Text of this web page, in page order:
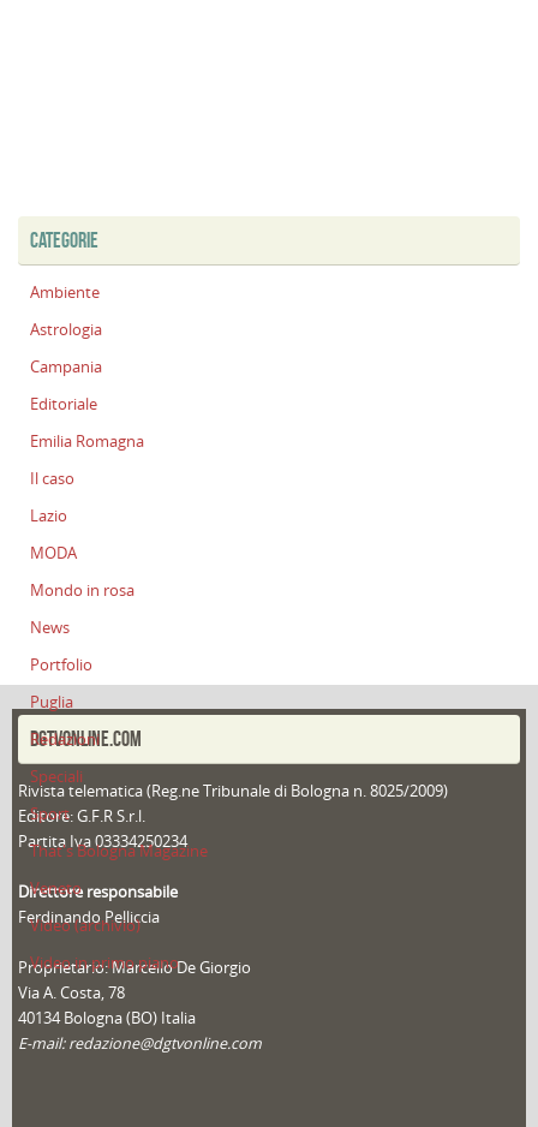
CATEGORIE
Ambiente
Astrologia
Campania
Editoriale
Emilia Romagna
Il caso
Lazio
MODA
Mondo in rosa
News
Portfolio
Puglia
Redazioni
Speciali
Sport
That's Bologna Magazine
Veneto
Video (archivio)
Video in primo piano
DGTVONLINE.COM
Rivista telematica (Reg.ne Tribunale di Bologna n. 8025/2009)
Editore: G.F.R S.r.l.
Partita Iva 03334250234
Direttore responsabile
Ferdinando Pelliccia
Proprietario: Marcello De Giorgio
Via A. Costa, 78
40134 Bologna (BO) Italia
E-mail: redazione@dgtvonline.com